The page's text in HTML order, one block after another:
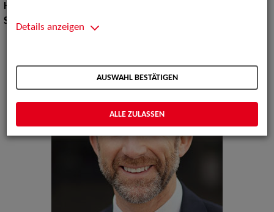
Hüfte:
Schuhgröße:
42
Details anzeigen
AUSWAHL BESTÄTIGEN
ALLE ZULASSEN